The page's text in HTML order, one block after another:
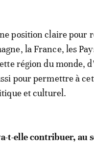
position claire pour
la France, les
région du monde,
pour permettre à
et culturel.
t-elle contribuer, au